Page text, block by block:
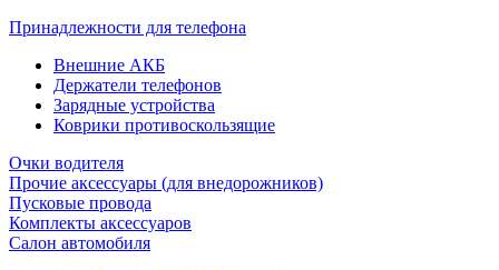
Принадлежности для телефона
Внешние АКБ
Держатели телефонов
Зарядные устройства
Коврики противоскользящие
Очки водителя
Прочие аксессуары (для внедорожников)
Пусковые провода
Комплекты аксессуаров
Салон автомобиля